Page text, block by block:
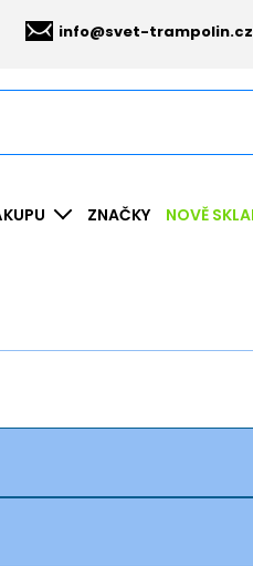
info@svet-trampolin.cz
ZNAČKY NOVĚ